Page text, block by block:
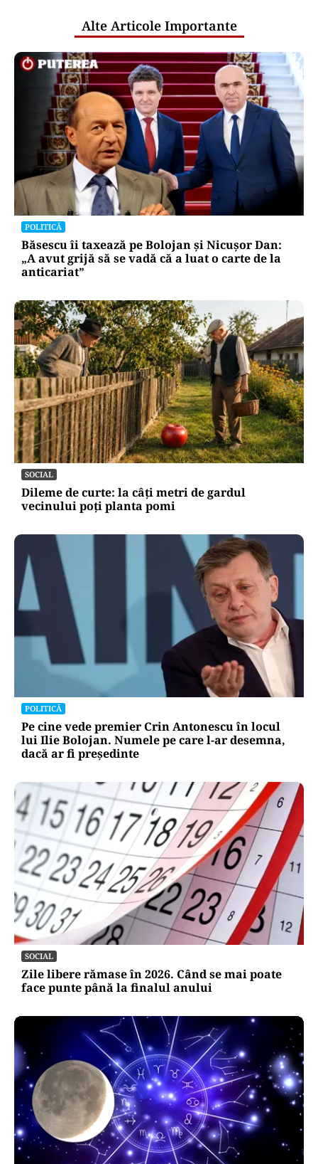
Alte Articole Importante
POLITICĂ
Băsescu îi taxează pe Bolojan și Nicușor Dan:
„A avut grijă să se vadă că a luat o carte de la
anticariat”
SOCIAL
Dileme de curte: la câți metri de gardul
vecinului poți planta pomi
POLITICĂ
Pe cine vede premier Crin Antonescu în locul
lui Ilie Bolojan. Numele pe care l-ar desemna,
dacă ar fi președinte
SOCIAL
Zile libere rămase în 2026. Când se mai poate
face punte până la finalul anului